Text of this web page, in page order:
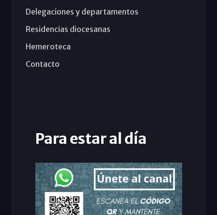
Delegaciones y departamentos
Residencias diocesanas
Hemeroteca
Contacto
Para estar al día